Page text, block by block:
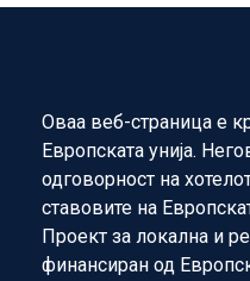
Оваа веб-страница е
Европската унија.
одговорност на
ставовите на
Проект за локална и
финансиран од